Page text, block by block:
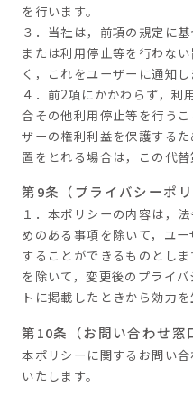
を行います。
３．当社は，前項の規定に
または利用停止等を行わな
く，これをユーザーに通知し
４．前2項にかかわらず，利
合その他利用停止等を行う
ザーの権利利益を保護する
置をとれる場合は，この代替
第9条（プライバシーポリ
１．本ポリシーの内容は，
めのある事項を除いて，ユ
することができるものとし
を除いて，変更後のプライ
トに掲載したときから効力を
第10条（お問い合わせ窓
本ポリシーに関するお問い
いたします。